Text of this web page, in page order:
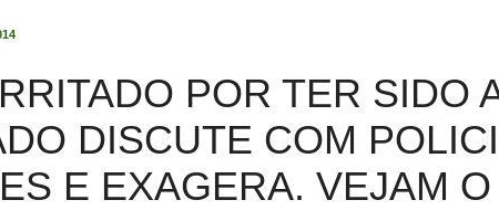
POR TER SIDO
DISCUTE COM
E EXAGERA. VEJAM